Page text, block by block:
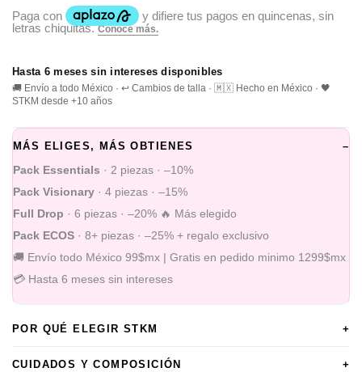
Hasta 6 meses sin intereses disponibles
🚚 Envío a todo México · ↩️ Cambios de talla · 🇲🇽 Hecho en México · 🖤
STKM desde +10 años
MÁS ELIGES, MÁS OBTIENES –
Pack Essentials · 2 piezas · –10%
Pack Visionary · 4 piezas · –15%
Full Drop · 6 piezas · –20% 🔥 Más elegido
Pack ECOS · 8+ piezas · –25% + regalo exclusivo
🚚 Envío todo México 99$mx | Gratis en pedido minimo 1299$mx
💳 Hasta 6 meses sin intereses
POR QUÉ ELEGIR STKM +
CUIDADOS Y COMPOSICIÓN +